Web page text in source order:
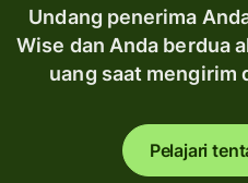
Undang penerima
Wise dan Anda berdua
uang saat mengirim
Pelajari